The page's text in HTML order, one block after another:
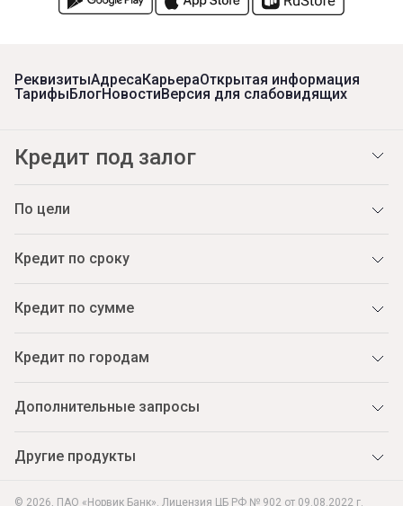
© 2026, ПАО «Норвик Банк». Лицензия ЦБ РФ № 902 от 09.08.2022 г.
РеквизитыАдресаКарьераОткрытая информация
ТарифыБлогНовостиВерсия для слабовидящих
Кредит под залог
По цели
Кредит по сроку
Кредит по сумме
Кредит по городам
Дополнительные запросы
Другие продукты